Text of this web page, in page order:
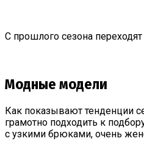
С прошлого сезона
Модные модели
Как показывают тенденции
грамотно подходить к
с узкими брюками, очень